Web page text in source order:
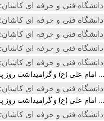
دانشگاه فنی و حرفه ای کاشان:
دانشگاه فنی و حرفه ای کاشان:
دانشگاه فنی و حرفه ای کاشان:
دانشگاه فنی و حرفه ای کاشان:
دانشگاه فنی و حرفه ای کاشان:
امام علی (ع) و گرامیداشت روز پد ...
دانشگاه فنی و حرفه ای کاشان:
امام علی (ع) و گرامیداشت روز پد ...
دانشگاه فنی و حرفه ای کاشان: